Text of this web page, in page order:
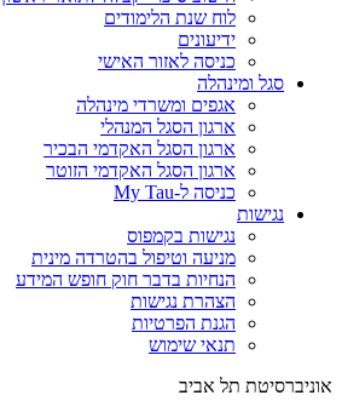
לוח שנת הלימודים
ידיעונים
כניסה לאזור האישי
סגל ומינהלה
אגפים ומשרדי מינהלה
ארגון הסגל המנהלי
ארגון הסגל האקדמי הבכיר
ארגון הסגל האקדמי הזוטר
כניסה ל-My Tau
נגישות
נגישות בקמפוס
מניעה וטיפול בהטרדה מינית
הנחיות בדבר חוק חופש המידע
הצהרת נגישות
הגנת הפרטיות
תנאי שימוש
אוניברסיטת תל אביב